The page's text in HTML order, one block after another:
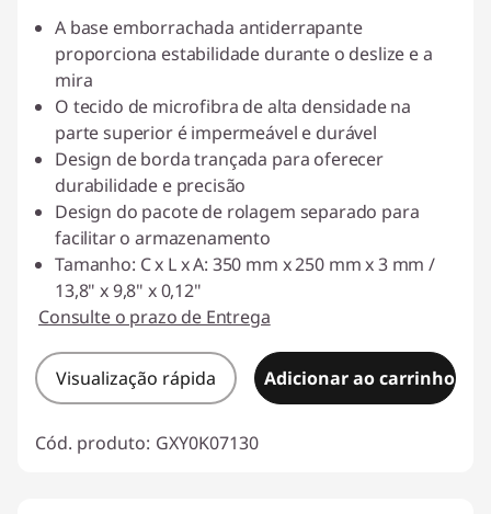
A base emborrachada antiderrapante
proporciona estabilidade durante o deslize e a
mira
O tecido de microfibra de alta densidade na
parte superior é impermeável e durável
Design de borda trançada para oferecer
durabilidade e precisão
Design do pacote de rolagem separado para
facilitar o armazenamento
Tamanho: C x L x A: 350 mm x 250 mm x 3 mm /
13,8" x 9,8" x 0,12"
Consulte o prazo de Entrega
Visualização rápida Adicionar ao carrinho
Cód. produto: GXY0K07130